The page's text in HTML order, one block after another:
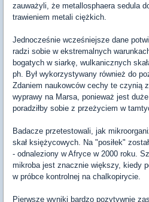
zauważyli, że metallosphaera sedula
trawieniem metali ciężkich.
Jednocześnie wcześniejsze dane
radzi sobie w ekstremalnych
bogatych w siarkę, wulkanicznych
ph. Był wykorzystywany również do
Zdaniem naukowców cechy te czynią
wyprawy na Marsa, ponieważ jest
poradziłby sobie z przeżyciem w
Badacze przetestowali, jak
skał księżycowych. Na "posiłek"
- odnaleziony w Afryce w 2000 roku.
mikroba jest znacznie większy, kiedy
w próbce kontrolnej na chalkopirycie.
Pierwsze wyniki bardzo pozytywnie